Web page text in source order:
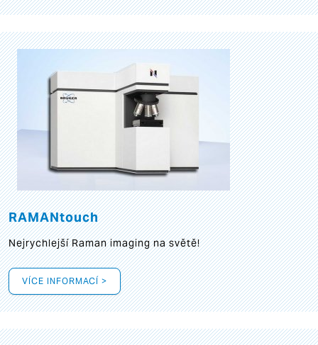
RAMANtouch
Nejrychlejší Raman imaging na světě!
VÍCE INFORMACÍ >